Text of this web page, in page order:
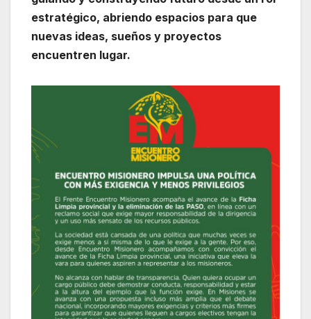
estratégico, abriendo espacios para que
nuevas ideas, sueños y proyectos
encuentren lugar.